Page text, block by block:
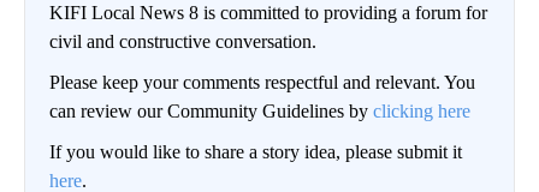
KIFI Local News 8 is committed to providing a forum for
civil and constructive conversation.
Please keep your comments respectful and relevant. You
can review our Community Guidelines by clicking here
If you would like to share a story idea, please submit it
here.